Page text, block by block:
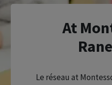
At
Le réseau at